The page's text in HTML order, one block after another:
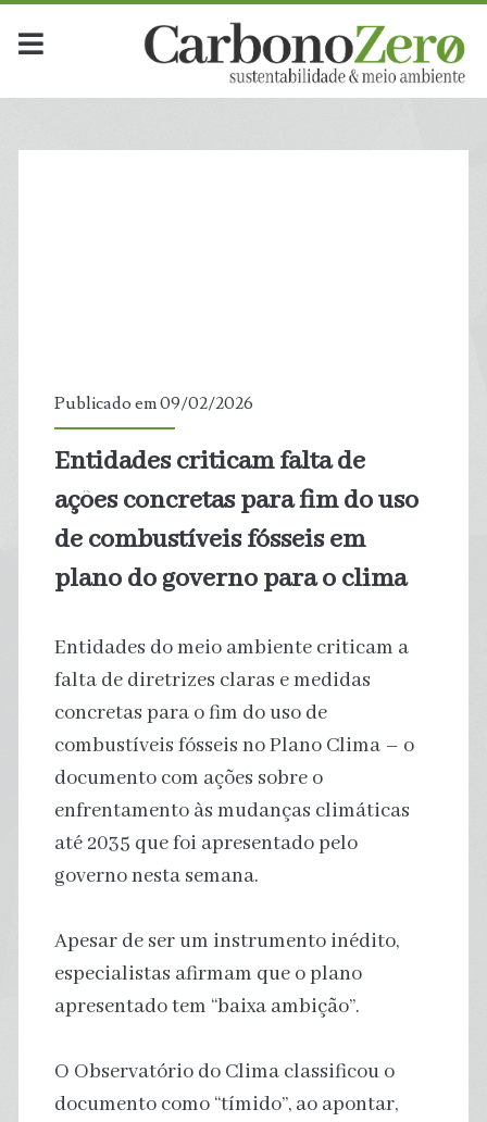
Publicado em 09/02/2026
Entidades criticam falta de
ações concretas para fim do uso
de combustíveis fósseis em
plano do governo para o clima
Entidades do meio ambiente criticam a
falta de diretrizes claras e medidas
concretas para o fim do uso de
combustíveis fósseis no Plano Clima – o
documento com ações sobre o
enfrentamento às mudanças climáticas
até 2035 que foi apresentado pelo
governo nesta semana.
Apesar de ser um instrumento inédito,
especialistas afirmam que o plano
apresentado tem “baixa ambição”.
O Observatório do Clima classificou o
documento como “tímido”, ao apontar,